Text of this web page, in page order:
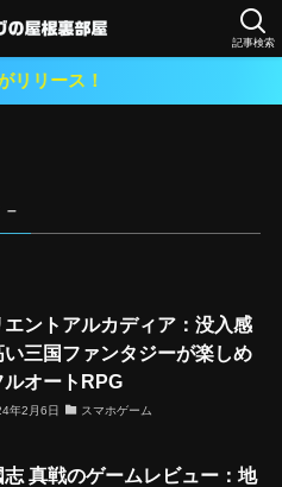
記事検索
！
–
エントアルカディア：没入感
い三国ファンタジーが楽しめ
ルオートRPG
年2月6日 スマホゲーム
志 真戦のゲームレビュー：地